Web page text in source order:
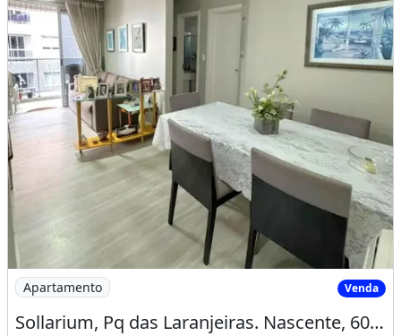
Imagem: Sollarium, Pq das Laranjeiras. Nascente
Apartamento Venda
Sollarium, Pq das Laranjeiras. Nascente, 60M², 2Qts/1Ste e 1 Vg